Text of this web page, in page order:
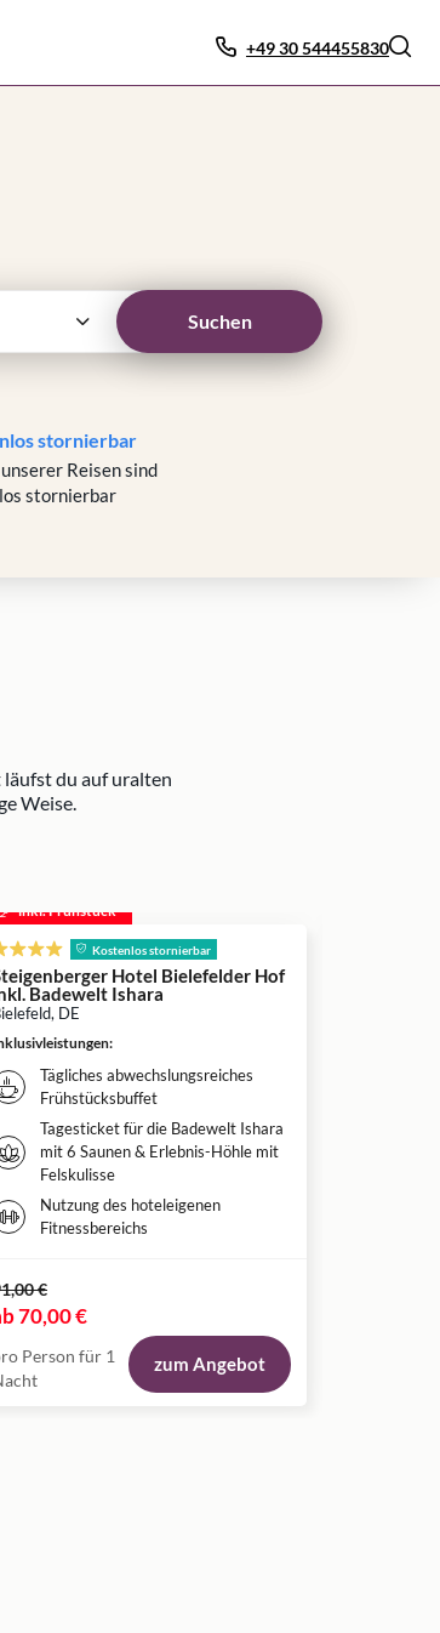
+49 30 544455830
Suchen
stornierbar
Reisen sind
stornierbar
du auf uralten
Weise.
inkl. Frühstück
Kostenlos stornierbar
Hotel Bielefelder Hof
Badewelt Ishara
DE
:
Tägliches abwechslungsreiches
Frühstücksbuffet
Tagesticket für die Badewelt Ishara
mit 6 Saunen & Erlebnis-Höhle mit
Felskulisse
Nutzung des hoteleigenen
Fitnessbereichs
€
70,00 €
Person für 1
zum Angebot